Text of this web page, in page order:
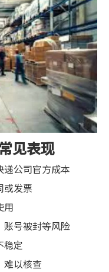
见表现
公司官方成本
或发票
用
账号被封等风险
稳定
难以核查